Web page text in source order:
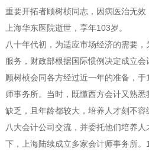
重要开拓者顾树桢同志，因病医治无
上海华东医院逝世，享年103岁。
八十年代初，为适应市场经济的需要
服务，财政部根据国际惯例决定成立会
顾树桢会同各方经过近一年的准备，
师事务所。当时，既懂西方会计又熟
缺乏，且年龄都较大，培养人才刻不
八大会计公司交流，并委托他们培养
下，上海陆续成立多家会计师事务所